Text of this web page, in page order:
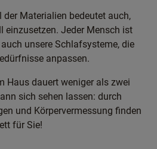
Materialien bedeutet auch,
einzusetzen. Jeder Mensch ist
unsere Schlafsysteme, die
anpassen.
Haus dauert weniger als zwei
sich sehen lassen: durch
und Körpervermessung finden
für Sie!